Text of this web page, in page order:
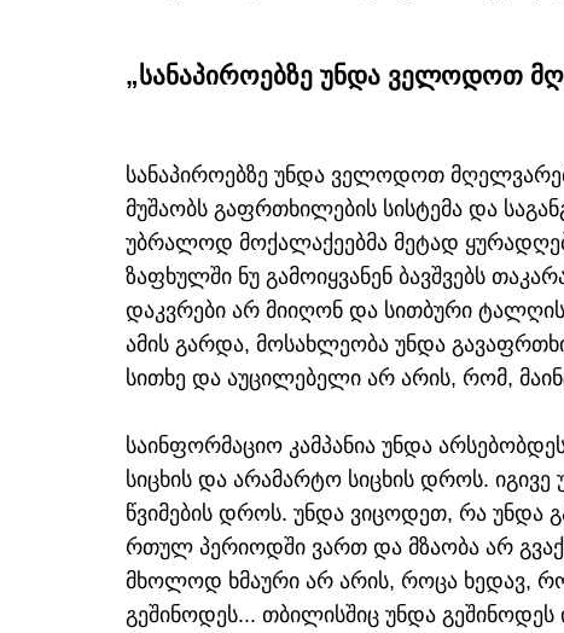
„სანაპიროებზე უნდა ველოდოთ
სანაპიროებზე უნდა ველოდოთ
მუშაობს გაფრთხილების სისტემა და
უბრალოდ მოქალაქეებმა მეტად
ზაფხულში ნუ გამოიყვანენ ბავშვებს
დაკვრები არ მიიღონ და სითბური
ამის გარდა, მოსახლეობა უნდა
სითხე და აუცილებელი არ არის, რომ,
საინფორმაციო კამპანია უნდა
სიცხის და არამარტო სიცხის დროს.
წვიმების დროს. უნდა ვიცოდეთ, რა უნდა
რთულ პერიოდში ვართ და მზაობა არ
მხოლოდ ხმაური არ არის, როცა ხედავ,
გეშინოდეს... თბილისშიც უნდა